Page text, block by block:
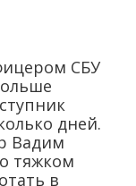
СБУ
дней.
Вадим
тяжком
в